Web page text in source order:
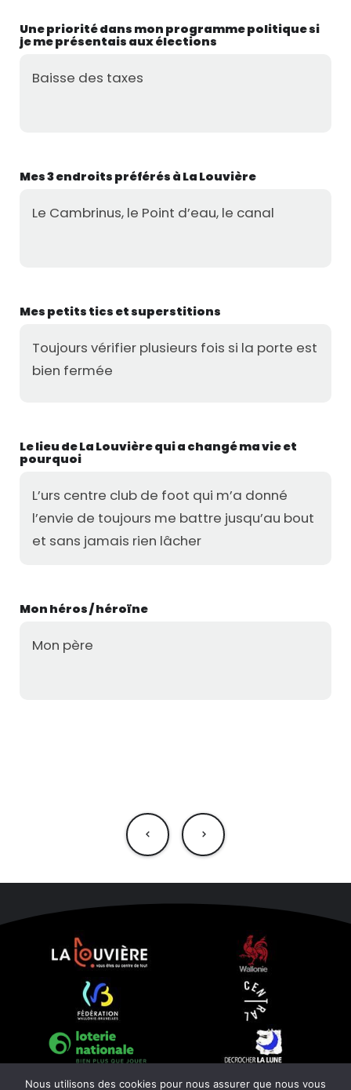
Une priorité dans mon programme politique si
je me présentais aux élections
Baisse des taxes
Mes 3 endroits préférés à La Louvière
Le Cambrinus, le Point d’eau, le canal
Mes petits tics et superstitions
Toujours vérifier plusieurs fois si la porte est
bien fermée
Le lieu de La Louvière qui a changé ma vie et
pourquoi
L’urs centre club de foot qui m’a donné
l’envie de toujours me battre jusqu’au bout
et sans jamais rien lâcher
Mon héros / héroïne
Mon père
Nous utilisons des cookies pour nous assurer que nous vous